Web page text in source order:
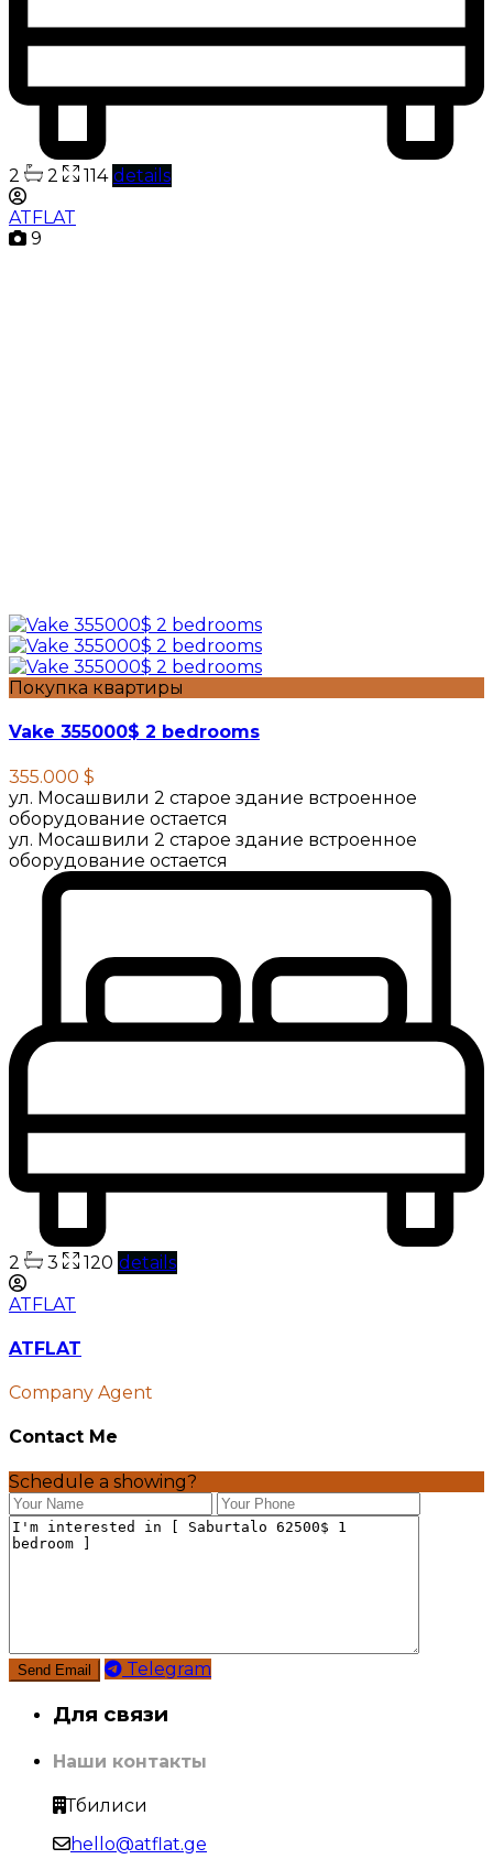
2 2 114 details
ATFLAT
9
Покупка квартиры
Vake 355000$ 2 bedrooms
355.000 $
ул. Мосашвили 2 старое здание встроенное
оборудование остается
ул. Мосашвили 2 старое здание встроенное
оборудование остается
2 3 120 details
ATFLAT
ATFLAT
Company Agent
Contact Me
Schedule a showing?
Telegram
Для связи
Наши контакты
Тбилиси
hello@atflat.ge